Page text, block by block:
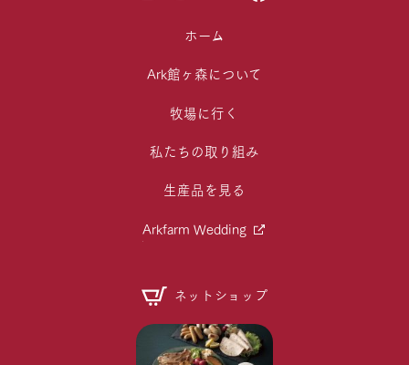
ホーム
Ark館ヶ森について
牧場に行く
私たちの取り組み
生産品を見る
Arkfarm Wedding
ネットショップ